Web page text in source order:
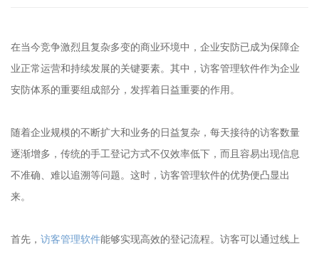
在当今竞争激烈且复杂多变的商业环境中，企业安防已成为保障企
业正常运营和持续发展的关键要素。其中，访客管理软件作为企业
安防体系的重要组成部分，发挥着日益重要的作用。
随着企业规模的不断扩大和业务的日益复杂，每天接待的访客数量
逐渐增多，传统的手工登记方式不仅效率低下，而且容易出现信息
不准确、难以追溯等问题。这时，访客管理软件的优势便凸显出
来。
首先， 访客管理软件能够实现高效的登记流程。访客可以通过线上